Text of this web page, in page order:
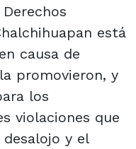
está
causa de
promovieron, y
los
violaciones que
y el